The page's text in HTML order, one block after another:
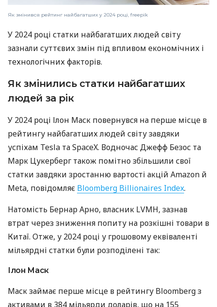
Як змінився рейтинг найбагатших у 2024 році, freepik
У 2024 році статки найбагатших людей світу
зазнали суттєвих змін під впливом економічних і
технологічних факторів.
Як змінились статки найбагатших
людей за рік
У 2024 році Ілон Маск повернувся на перше місце в
рейтингу найбагатших людей світу завдяки
успіхам Tesla та SpaceX. Водночас Джефф Безос та
Марк Цукерберг також помітно збільшили свої
статки завдяки зростанню вартості акцій Amazon й
Meta, повідомляє Bloomberg Billionaires Index.
Натомість Бернар Арно, власник LVMH, зазнав
втрат через зниження попиту на розкішні товари в
Китаї. Отже, у 2024 році у грошовому еквіваленті
мільярдні статки були розподілені так:
Ілон Маск
Маск займає перше місце в рейтингу Bloomberg з
активами в 384 мільярди доларів, що на 155